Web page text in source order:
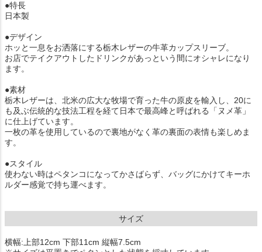
●特長
日本製
●デザイン
ホッと一息をお洒落にする栃木レザーの牛革カップスリーブ。
お店でテイクアウトしたドリンクがあっという間にオシャレになり
ます。
●素材
栃木レザーは、北米の広大な牧場で育った牛の原皮を輸入し、20に
も及ぶ伝統的な技法工程を経て日本で最高峰と呼ばれる「ヌメ革」
に仕上げています。
一枚の革を使用しているので裏地がなく革の裏面の表情も楽しめま
す。
●スタイル
使わない時はペタンコになってかさばらず、バッグにかけてキーホ
ルダー感覚で持ち運べます。
サイズ
横幅:上部12cm 下部11cm 縦幅7.5cm